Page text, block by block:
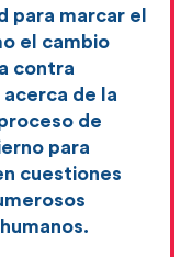
para marcar el
el cambio
contra
acerca de la
de
para
cuestiones